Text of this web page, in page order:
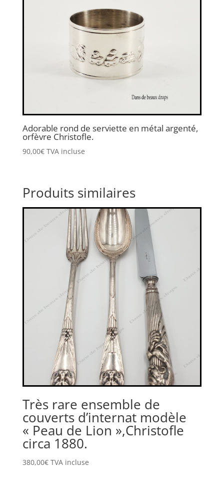
Adorable rond de serviette en métal argenté,
orfèvre Christofle.
90,00€ TVA incluse
Produits similaires
Très rare ensemble de
couverts d’internat modèle
« Peau de Lion »,Christofle
circa 1880.
380,00€ TVA incluse